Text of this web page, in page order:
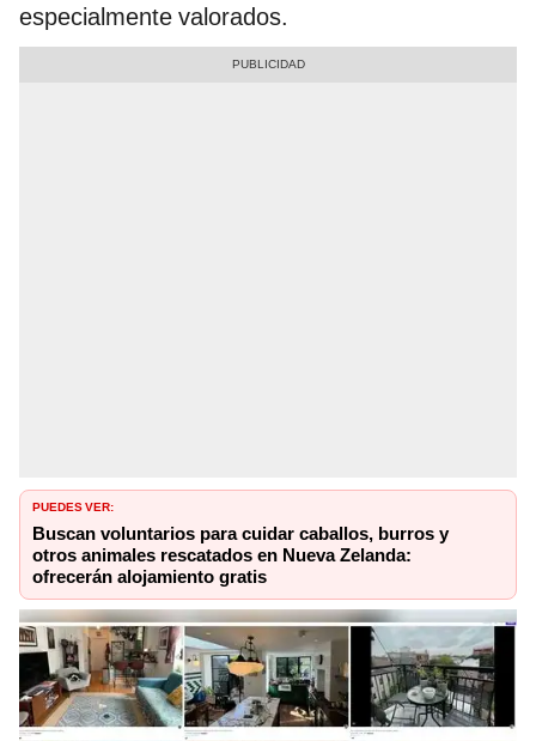
especialmente valorados.
PUEDES VER:
Buscan voluntarios para cuidar caballos, burros y
otros animales rescatados en Nueva Zelanda:
ofrecerán alojamiento gratis